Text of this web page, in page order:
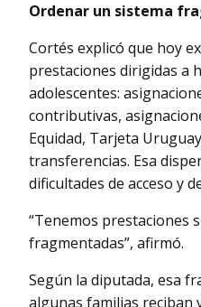
Ordenar un sistema
Cortés explicó que hoy
prestaciones dirigidas a
adolescentes:
contributivas,
Equidad, Tarjeta
transferencias. Esa
dificultades de acceso y
“Tenemos prestaciones
fragmentadas”, afirmó.
Según la diputada, esa
algunas familias reciban